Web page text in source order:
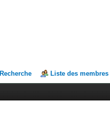
Recherche Liste des membres